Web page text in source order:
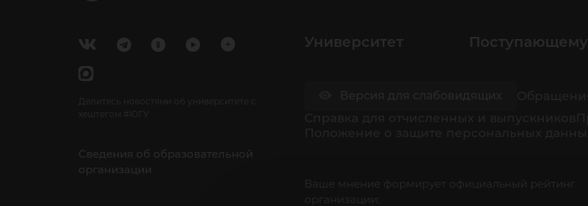
Делитесь новостями об университете с
хештегом #ЮГУ
Сведения об образовательной
организации
Университет Поступающему
Ваше мнение формирует официальный рейтинг
организации: